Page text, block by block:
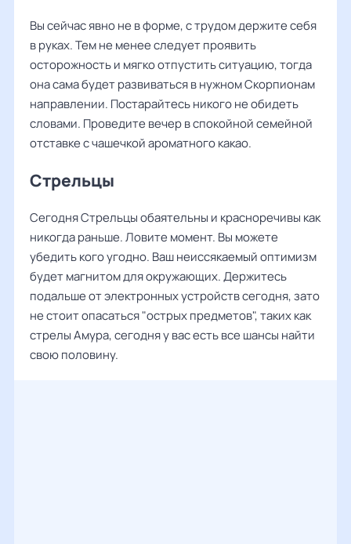
Вы сейчас явно не в форме, с трудом держите себя
в руках. Тем не менее следует проявить
осторожность и мягко отпустить ситуацию, тогда
она сама будет развиваться в нужном Скорпионам
направлении. Постарайтесь никого не обидеть
словами. Проведите вечер в спокойной семейной
отставке с чашечкой ароматного какао.
Стрельцы
Сегодня Стрельцы обаятельны и красноречивы как
никогда раньше. Ловите момент. Вы можете
убедить кого угодно. Ваш неиссякаемый оптимизм
будет магнитом для окружающих. Держитесь
подальше от электронных устройств сегодня, зато
не стоит опасаться "острых предметов", таких как
стрелы Амура, сегодня у вас есть все шансы найти
свою половину.